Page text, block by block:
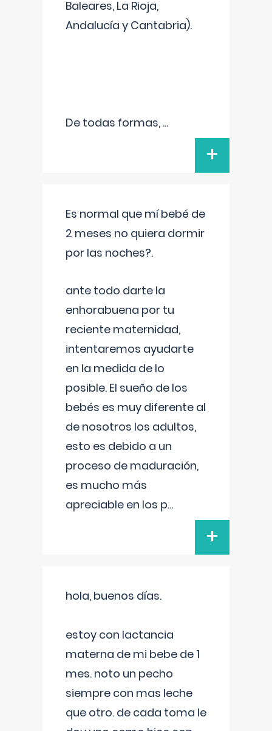
Baleares, La Rioja,
Andalucía y Cantabria).
De todas formas, ...
+
Es normal que mí bebé de
2 meses no quiera dormir
por las noches?.
ante todo darte la
enhorabuena por tu
reciente maternidad,
intentaremos ayudarte
en la medida de lo
posible. El sueño de los
bebés es muy diferente al
de nosotros los adultos,
esto es debido a un
proceso de maduración,
es mucho más
apreciable en los p...
+
hola, buenos días.
estoy con lactancia
materna de mi bebe de 1
mes. noto un pecho
siempre con mas leche
que otro. de cada toma le